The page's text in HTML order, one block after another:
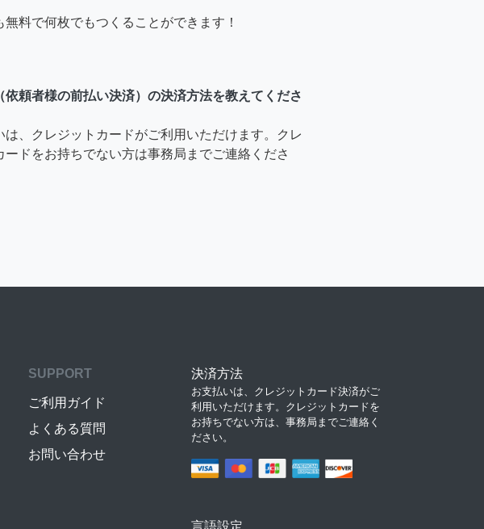
無料で何枚でもつくることができます！
依頼者様の前払い決済）の決済方法を教えてくださ
は、クレジットカードがご利用いただけます。クレ
ードをお持ちでない方は事務局までご連絡くださ
SUPPORT
ご利用ガイド
よくある質問
お問い合わせ
決済方法
お支払いは、クレジットカード決済がご
利用いただけます。クレジットカードを
お持ちでない方は、事務局までご連絡く
ださい。
言語設定